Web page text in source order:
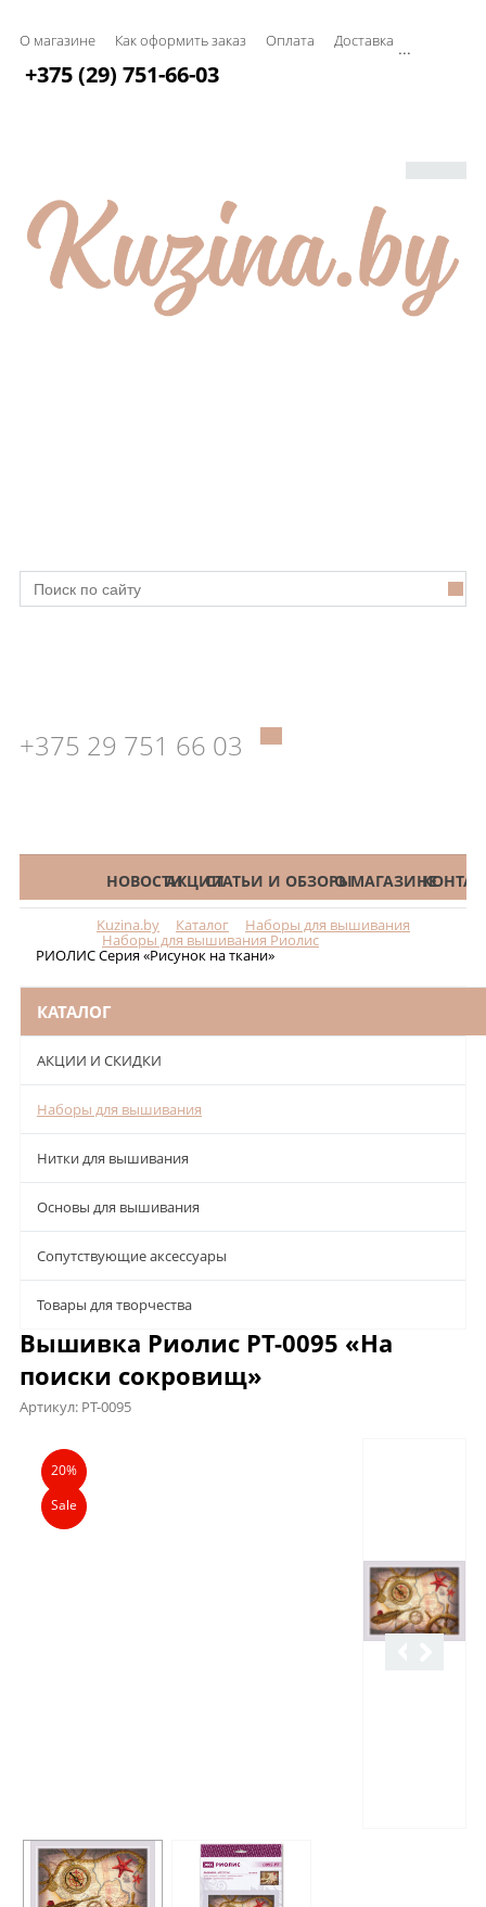
О магазине Как оформить заказ Оплата Доставка ...
+375 (29) 751-66-03
+375 29 751 66 03
КАТАЛОГНОВОСТИАКЦИИСТАТЬИ И ОБЗОРЫО МАГАЗИНЕ
Kuzina.by Каталог Наборы для вышивания
Наборы для вышивания Риолис
РИОЛИС Серия «Рисунок на ткани»
КАТАЛОГ
АКЦИИ И СКИДКИ
Наборы для вышивания
Нитки для вышивания
Основы для вышивания
Сопутствующие аксессуары
Товары для творчества
Вышивка Риолис РТ-0095 «На
поиски сокровищ»
Артикул: РТ-0095
Описание
20%
Sale